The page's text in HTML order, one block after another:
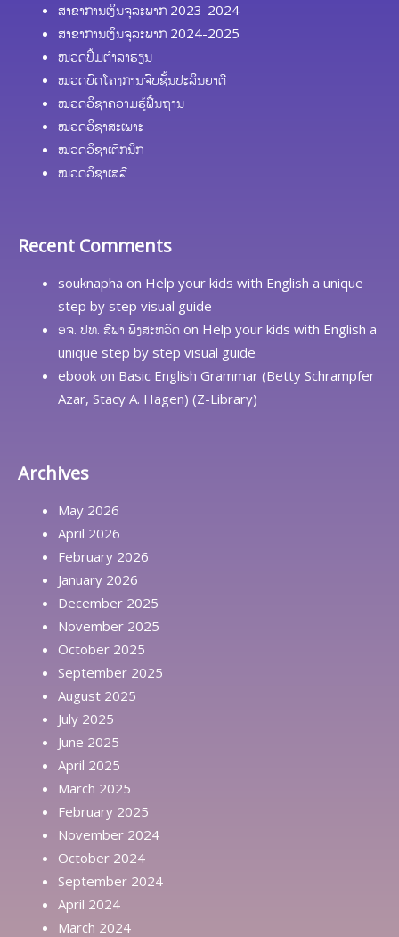
ສາຂາການເງິນຈຸລະພາກ 2023-2024
ສາຂາການເງິນຈຸລະພາກ 2024-2025
ໜວດປຶ້ມຕຳລາຮຽນ
ໝວດບົດໂຄງການຈົບຊັ້ນປະລິນຍາຕີ
ໝວດວິຊາຄວາມຮູ້ຟື້ນຖານ
ໝວດວິຊາສະເພາະ
ໝວດວິຊາເຕັກນິກ
ໝວດວິຊາເສລີ
Recent Comments
souknapha on Help your kids with English a unique
step by step visual guide
ອຈ. ປທ. ສີພາ ພົງສະຫວັດ on Help your kids with English a
unique step by step visual guide
ebook on Basic English Grammar (Betty Schrampfer
Azar, Stacy A. Hagen) (Z-Library)
Archives
May 2026
April 2026
February 2026
January 2026
December 2025
November 2025
October 2025
September 2025
August 2025
July 2025
June 2025
April 2025
March 2025
February 2025
November 2024
October 2024
September 2024
April 2024
March 2024